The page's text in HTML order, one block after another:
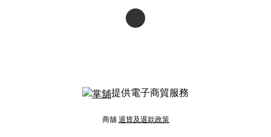
提供電子商貿服務
商舖 退貨及退款政策